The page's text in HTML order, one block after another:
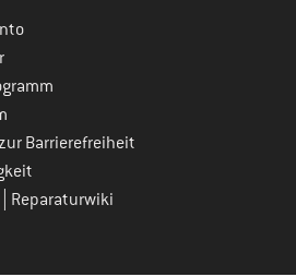
Barrierefreiheit
Reparaturwiki